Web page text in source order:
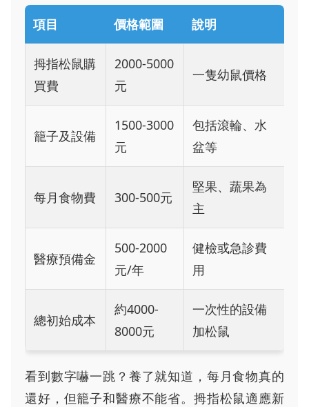
項目 價格範圍 說明
拇指松鼠購
買費
2000-5000
元
一隻幼鼠價格
籠子及設備
1500-3000
元
包括滾輪、水
盆等
每月食物費 300-500元
堅果、蔬果為
主
醫療預備金
500-2000
元/年
健檢或急診費
用
總初始成本
約4000-
8000元
一次性的設備
加松鼠
看到數字嚇一跳？養了就知道，每月食物真的
還好，但籠子和醫療不能省。拇指松鼠適應新